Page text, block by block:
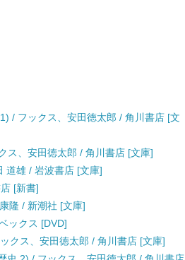
/ フックス、安田徳太郎 / 角川書店 [文
ス、安田徳太郎 / 角川書店 [文庫]
道雄 / 岩波書店 [文庫]
[新書]
隆 / 新潮社 [文庫]
ックス [DVD]
クス、安田徳太郎 / 角川書店 [文庫]